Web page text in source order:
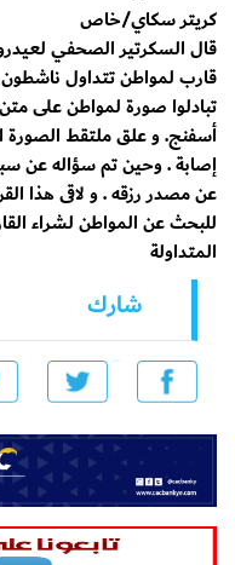
كريتر سكاي/خاص
قال السكرتير الصحفي
قارب لمواطن تتداول
تبادلوا صورة لمواطن على
أسفنج. و علق ملتقط الصورة
إصابة . وحين تم سؤاله عن
عن مصدر رزقه . و لاقى هذا
للبحث عن المواطن لشراء
المتداولة
شارك